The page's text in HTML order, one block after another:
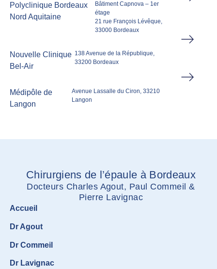
Polyclinique Bordeaux
Nord Aquitaine
Bâtiment Capnova – 1er
étage
21 rue François Lévêque,
33000 Bordeaux
Nouvelle Clinique
Bel-Air
138 Avenue de la République,
33200 Bordeaux
Médipôle de
Langon
Avenue Lassalle du Ciron, 33210
Langon
Chirurgiens de l’épaule à Bordeaux
Docteurs Charles Agout, Paul Commeil &
Pierre Lavignac
Accueil
Dr Agout
Dr Commeil
Dr Lavignac